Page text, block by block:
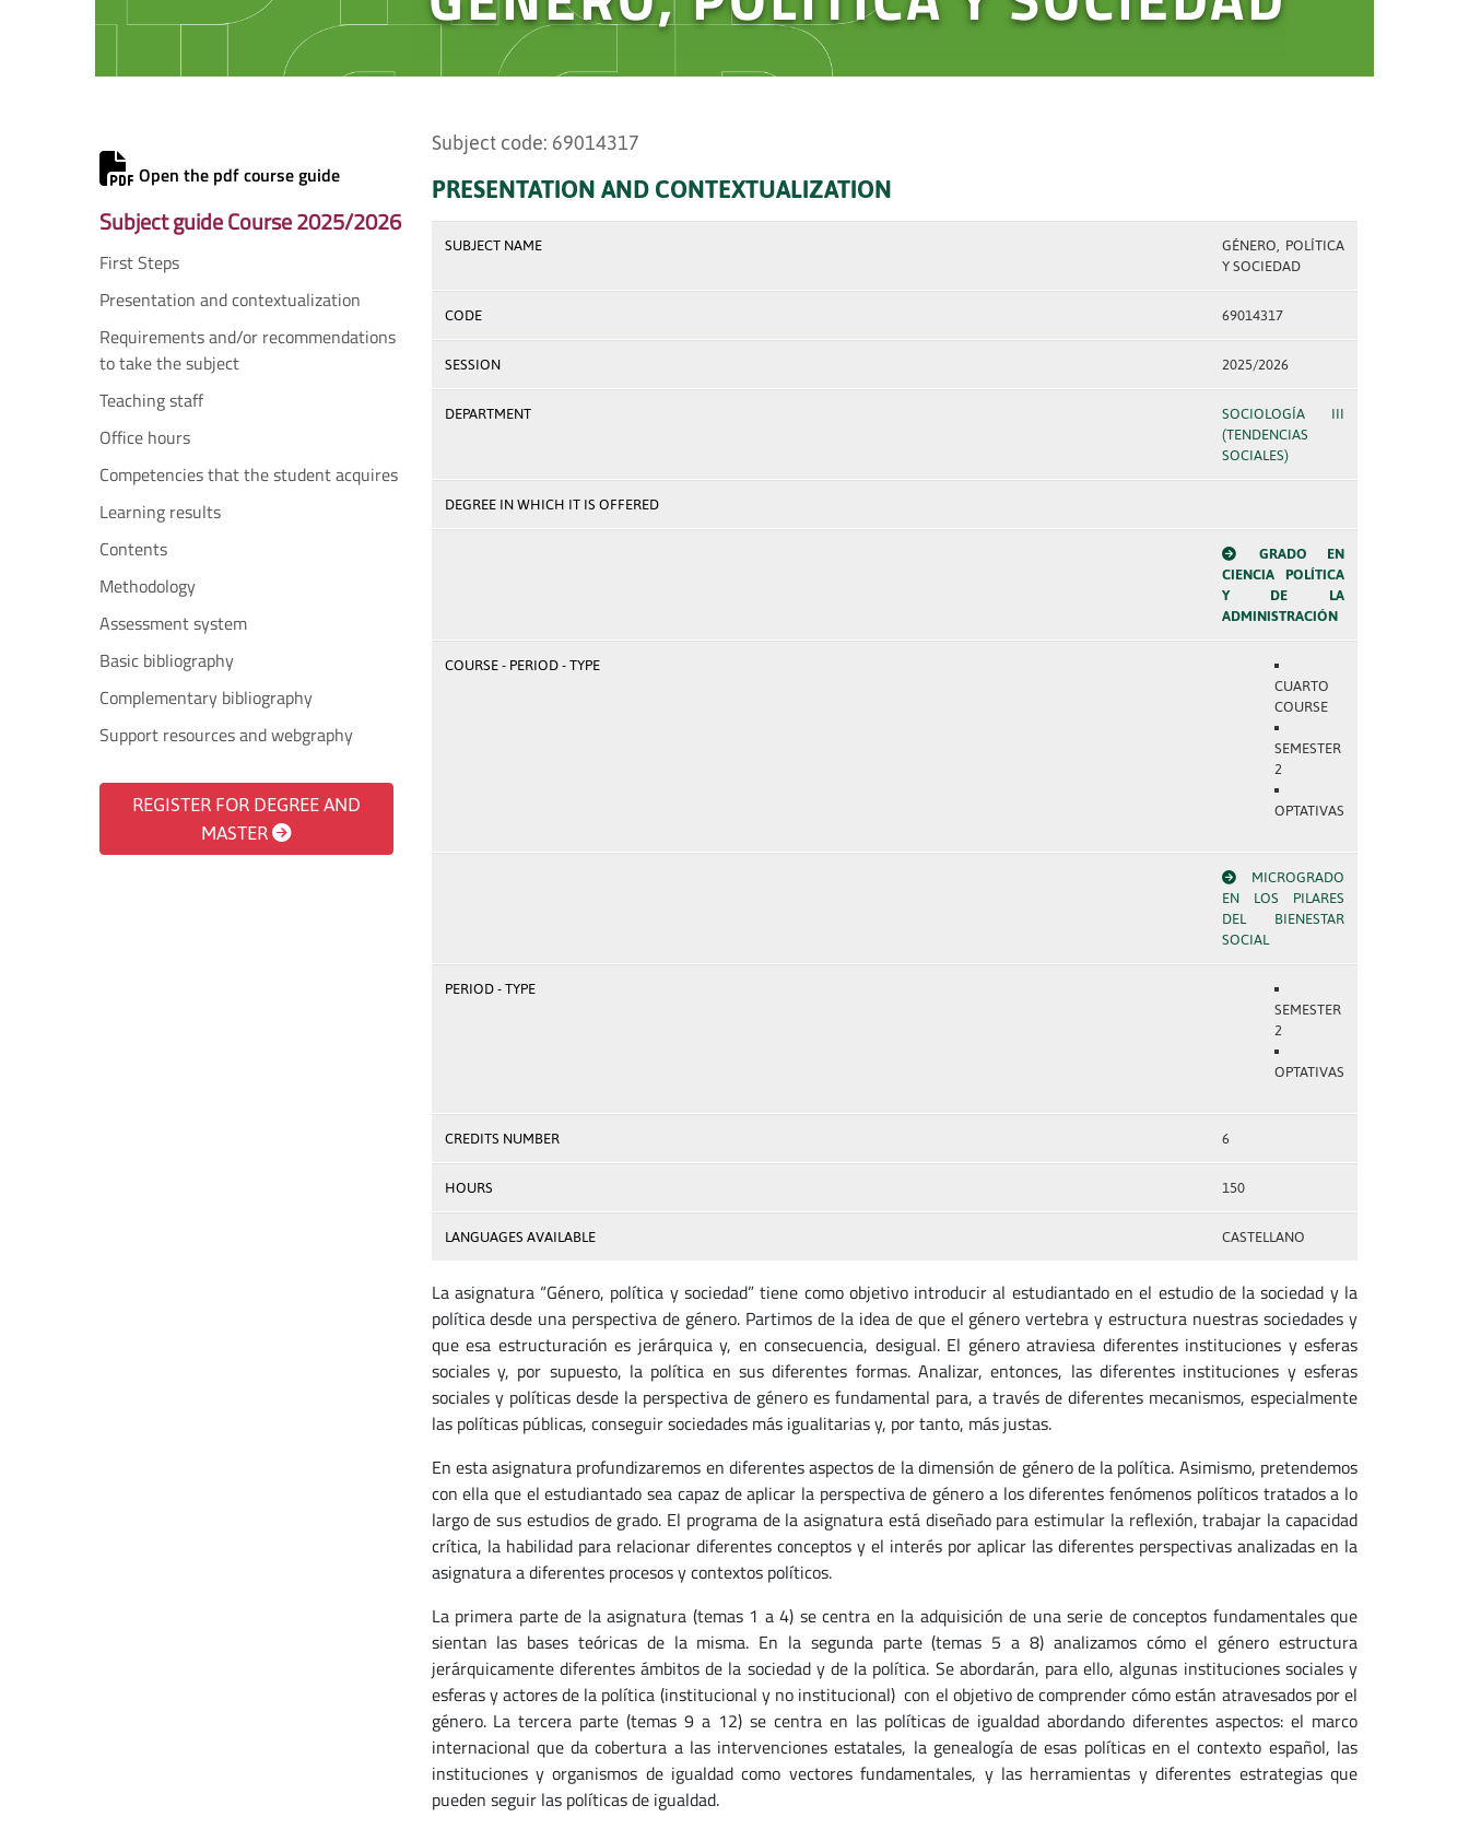
Open the pdf course guide
Subject guide Course 2025/2026
First Steps
Presentation and contextualization
Requirements and/or recommendations
to take the subject
Teaching staff
Office hours
Competencies that the student acquires
Learning results
Contents
Methodology
Assessment system
Basic bibliography
Complementary bibliography
Support resources and webgraphy
REGISTER FOR DEGREE AND
MASTER
Subject code: 69014317
PRESENTATION AND CONTEXTUALIZATION
SUBJECT NAME
GÉNERO, POLÍTICA
Y SOCIEDAD
CODE 69014317
SESSION 2025/2026
DEPARTMENT
SOCIOLOGÍA III
(TENDENCIAS
SOCIALES)
DEGREE IN WHICH IT IS OFFERED
GRADO EN
CIENCIA POLÍTICA
Y DE LA
ADMINISTRACIÓN
COURSE - PERIOD - TYPE
CUARTO
COURSE
SEMESTER
2
OPTATIVAS
MICROGRADO
EN LOS PILARES
DEL BIENESTAR
SOCIAL
PERIOD - TYPE
SEMESTER
2
OPTATIVAS
CREDITS NUMBER 6
HOURS 150
LANGUAGES AVAILABLE CASTELLANO
La asignatura “Género, política y sociedad” tiene como objetivo introducir al estudiantado en el estudio de la sociedad y la
política desde una perspectiva de género. Partimos de la idea de que el género vertebra y estructura nuestras sociedades y
que esa estructuración es jerárquica y, en consecuencia, desigual. El género atraviesa diferentes instituciones y esferas
sociales y, por supuesto, la política en sus diferentes formas. Analizar, entonces, las diferentes instituciones y esferas
sociales y políticas desde la perspectiva de género es fundamental para, a través de diferentes mecanismos, especialmente
las políticas públicas, conseguir sociedades más igualitarias y, por tanto, más justas.
En esta asignatura profundizaremos en diferentes aspectos de la dimensión de género de la política. Asimismo, pretendemos
con ella que el estudiantado sea capaz de aplicar la perspectiva de género a los diferentes fenómenos políticos tratados a lo
largo de sus estudios de grado. El programa de la asignatura está diseñado para estimular la reflexión, trabajar la capacidad
crítica, la habilidad para relacionar diferentes conceptos y el interés por aplicar las diferentes perspectivas analizadas en la
asignatura a diferentes procesos y contextos políticos.
La primera parte de la asignatura (temas 1 a 4) se centra en la adquisición de una serie de conceptos fundamentales que
sientan las bases teóricas de la misma. En la segunda parte (temas 5 a 8) analizamos cómo el género estructura
jerárquicamente diferentes ámbitos de la sociedad y de la política. Se abordarán, para ello, algunas instituciones sociales y
esferas y actores de la política (institucional y no institucional) con el objetivo de comprender cómo están atravesados por el
género. La tercera parte (temas 9 a 12) se centra en las políticas de igualdad abordando diferentes aspectos: el marco
internacional que da cobertura a las intervenciones estatales, la genealogía de esas políticas en el contexto español, las
instituciones y organismos de igualdad como vectores fundamentales, y las herramientas y diferentes estrategias que
pueden seguir las políticas de igualdad.